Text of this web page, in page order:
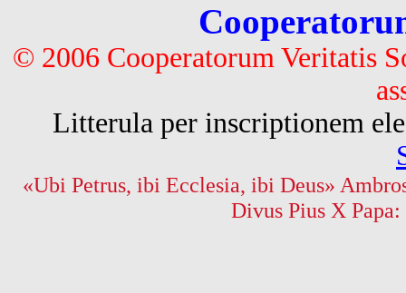
© 2006 Cooperatorum Veritatis
Litterula per inscriptionem
«Ubi Petrus, ibi Ecclesia, ibi Deus»
Divus Pius X Papa: